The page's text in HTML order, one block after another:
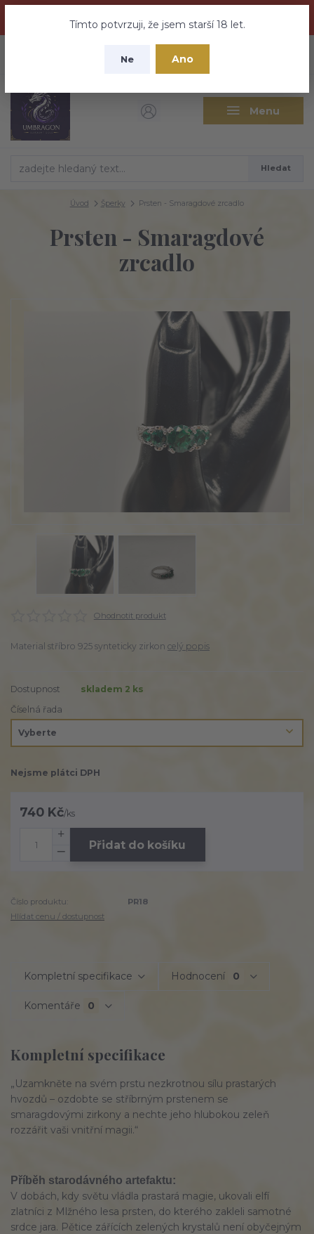
nebuďte vyděšeni zde najdete vše a ještě mnohem víc
Tímto potvrzuji, že jsem starší 18 let.
Ne Ano
Menu
CZK
Hledat
Úvod Šperky Prsten - Smaragdové zrcadlo
Prsten - Smaragdové
zrcadlo
Ohodnotit produkt
Material stříbro 925 synteticky zirkon celý popis
Dostupnost
skladem 2 ks
Číselná řada
Nejsme plátci DPH
740 Kč/ks
Přidat do košíku
Číslo produktu:
PR18
Hlídat cenu / dostupnost
Kompletní specifikace Hodnocení 0
Komentáře 0
Kompletní specifikace
„Uzamkněte na svém prstu nezkrotnou sílu prastarých
hvozdů – ozdobte se stříbrným prstenem se
smaragdovými zirkony a nechte jeho hlubokou zeleň
rozzářit vaši vnitřní magii.“
Příběh starodávného artefaktu:
V dobách, kdy světu vládla prastará magie, ukovali elfí
zlatníci z Mlžného lesa prsten, do kterého zakleli samotné
srdce jara. Pětice zářících zelených krystalů není obyčejným